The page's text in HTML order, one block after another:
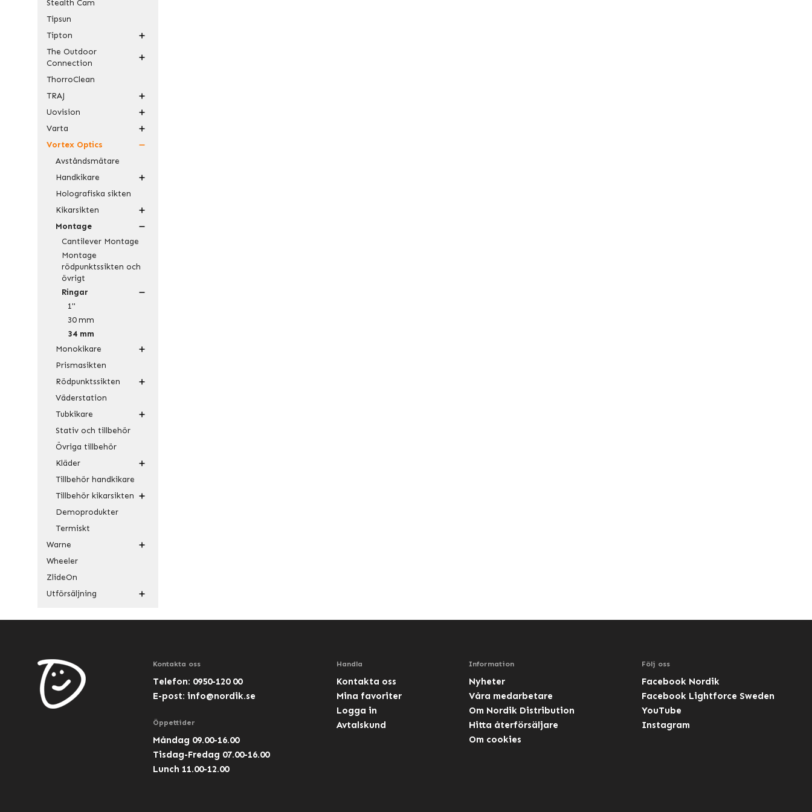
Stealth Cam
Tipsun
Tipton
The Outdoor
Connection
ThorroClean
TRAJ
Uovision
Varta
Vortex Optics
Avståndsmätare
Handkikare
Holografiska sikten
Kikarsikten
Montage
Cantilever Montage
Montage
rödpunktssikten och
övrigt
Ringar
1"
30 mm
34 mm
Monokikare
Prismasikten
Rödpunktssikten
Väderstation
Tubkikare
Stativ och tillbehör
Övriga tillbehör
Kläder
Tillbehör handkikare
Tillbehör kikarsikten
Demoprodukter
Termiskt
Warne
Wheeler
ZlideOn
Utförsäljning
Kontakta oss
Telefon: 0950-120 00
E-post: info@nordik.se
Öppettider
Måndag 09.00-16.00
Tisdag-Fredag 07.00-16.00
Lunch 11.00-12.00
Handla
Kontakta oss
Mina favoriter
Logga in
Avtalskund
Information
Nyheter
Våra medarbetare
Om Nordik Distribution
Hitta återförsäljare
Om cookies
Följ oss
Facebook Nordik
Facebook Lightforce Sweden
YouTube
Instagram